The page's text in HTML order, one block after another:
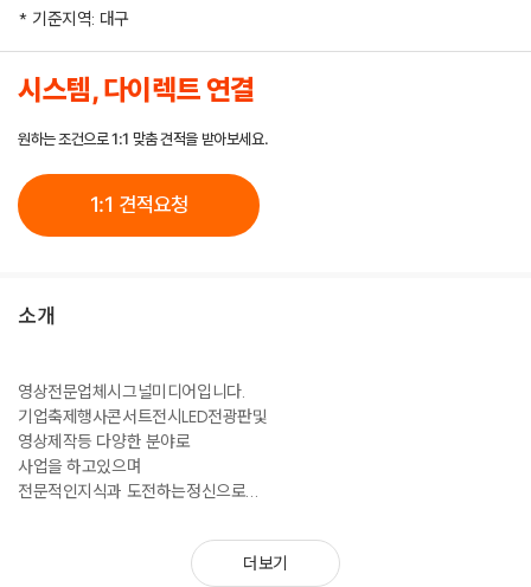
* 기준지역: 대구
시스템, 다이렉트 연결
원하는 조건으로 1:1 맞춤 견적을 받아보세요.
1:1 견적요청
소개
영상전문업체시그널미디어입니다.
기업축제행사콘서트전시LED전광판및
영상제작등 다양한 분야로
사업을 하고있으며
전문적인지식과 도전하는정신으로
더보기